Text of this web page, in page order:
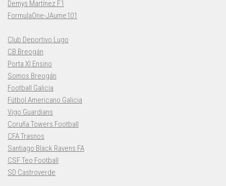
Demys Martínez F1
FormulaOne-JAume101
Club Deportivo Lugo
CB Breogán
Porta XI Ensino
Somos Breogán
Football Galicia
Fútbol Americano Galicia
Vigo Guardians
Coruña Towers Football
CFA Trasnos
Santiago Black Ravens FA
CSF Teo Football
SD Castroverde